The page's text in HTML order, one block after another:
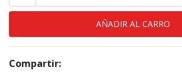
Compartir: